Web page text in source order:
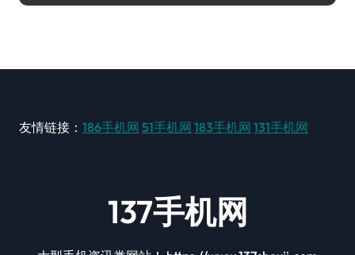
友情链接： 186手机网 51手机网 183手机网 131手机网
137手机网